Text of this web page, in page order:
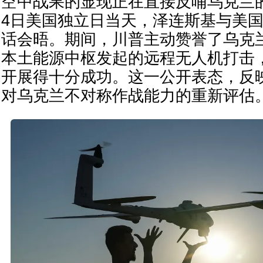
4日美国独立日当天，泽连斯基与美
话会晤。期间，川普主动赞誉了乌克
本土能源中枢发起的远程无人机打击
开展得十分成功。这一公开表态，反
对乌克兰不对称作战能力的重新评估